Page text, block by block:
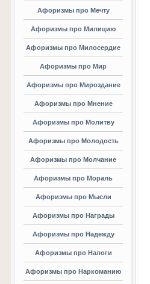
Афоризмы про Мечту
Афоризмы про Милицию
Афоризмы про Милосердие
Афоризмы про Мир
Афоризмы про Мироздание
Афоризмы про Мнение
Афоризмы про Молитву
Афоризмы про Молодость
Афоризмы про Молчание
Афоризмы про Мораль
Афоризмы про Мысли
Афоризмы про Награды
Афоризмы про Надежду
Афоризмы про Налоги
Афоризмы про Наркоманию